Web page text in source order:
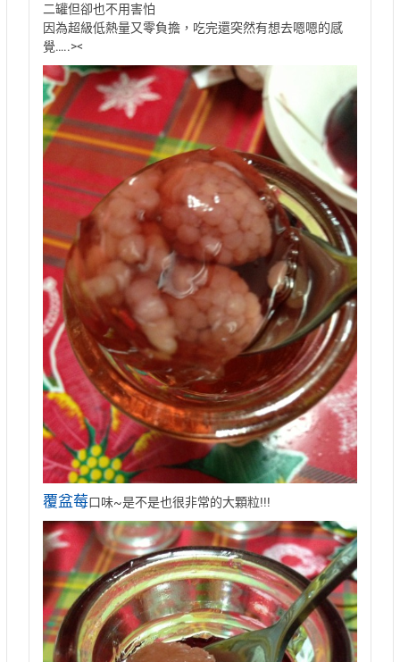
二罐但卻也不用害怕
因為超級低熱量又零負擔，吃完還突然有想去嗯嗯的感
覺…..><
覆盆莓口味~是不是也很非常的大顆粒!!!